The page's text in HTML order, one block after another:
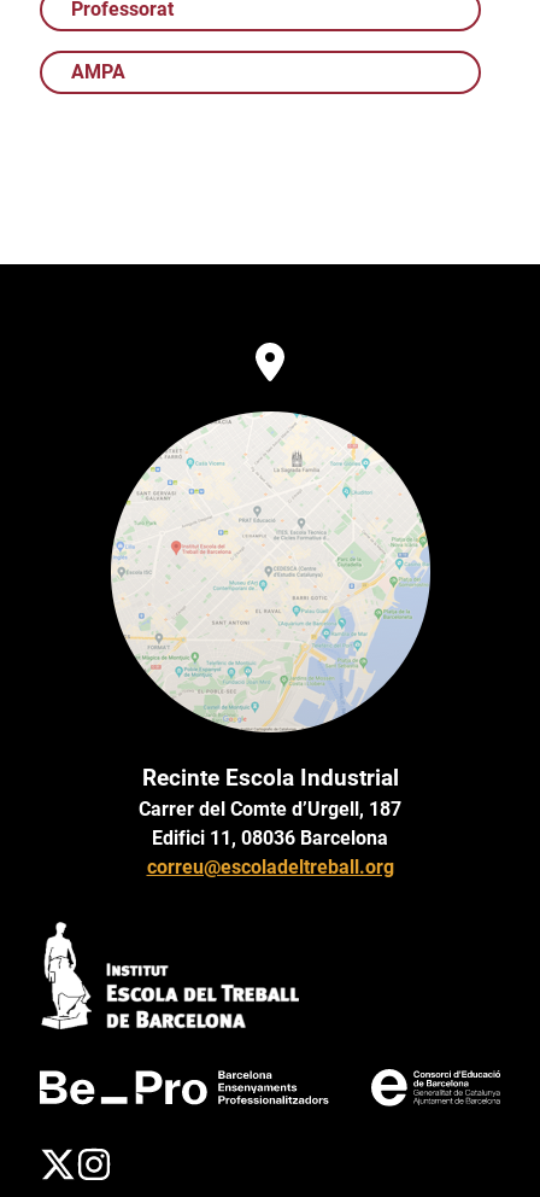
Professorat
AMPA
Recinte Escola Industrial
Carrer del Comte d’Urgell, 187
Edifici 11, 08036 Barcelona
correu@escoladeltreball.org